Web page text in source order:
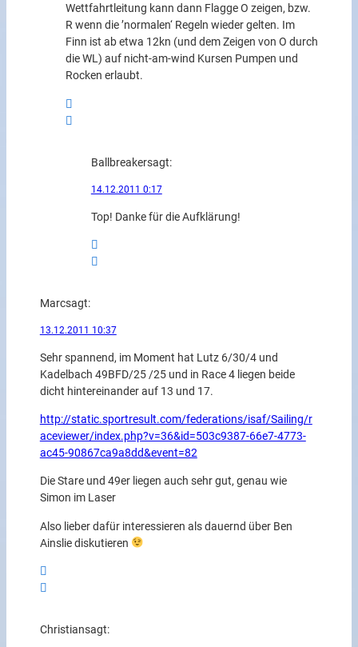
Wettfahrtleitung kann dann Flagge O zeigen, bzw.
R wenn die ’normalen‘ Regeln wieder gelten. Im
Finn ist ab etwa 12kn (und dem Zeigen von O durch
die WL) auf nicht-am-wind Kursen Pumpen und
Rocken erlaubt.
Ballbreakersagt:
14.12.2011 0:17
Top! Danke für die Aufklärung!
Marcsagt:
13.12.2011 10:37
Sehr spannend, im Moment hat Lutz 6/30/4 und
Kadelbach 49BFD/25 /25 und in Race 4 liegen beide
dicht hintereinander auf 13 und 17.
http://static.sportresult.com/federations/isaf/Sailing/r
aceviewer/index.php?v=36&id=503c9387-66e7-4773-
ac45-90867ca9a8dd&event=82
Die Stare und 49er liegen auch sehr gut, genau wie
Simon im Laser
Also lieber dafür interessieren als dauernd über Ben
Ainslie diskutieren
Christiansagt: